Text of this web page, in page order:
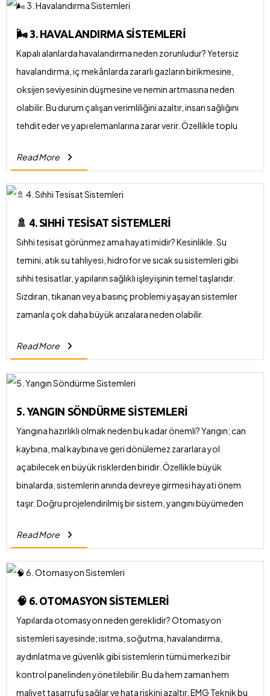
🌬️ 3. HAVALANDIRMA SISTEMLERI
Kapalı alanlarda havalandırma neden zorunludur? Yetersiz
havalandırma, iç mekânlarda zararlı gazların birikmesine,
oksijen seviyesinin düşmesine ve nemin artmasına neden
olabilir. Bu durum çalışan verimliliğini azaltır, insan sağlığını
tehdit eder ve yapı elemanlarına zarar verir. Özellikle toplu
planlanması hayati önem taşır.
Read More
🚿 4. SIHHI TESISAT SISTEMLERI
Sıhhi tesisat görünmez ama hayati midir? Kesinlikle. Su
temini, atık su tahliyesi, hidrofor ve sıcak su sistemleri gibi
sıhhi tesisatlar, yapıların sağlıklı işleyişinin temel taşlarıdır.
Sızdıran, tıkanan veya basınç problemi yaşayan sistemler
zamanla çok daha büyük arızalara neden olabilir.
Read More
5. YANGIN SÖNDÜRME SISTEMLERI
Yangına hazırlıklı olmak neden bu kadar önemli? Yangın; can
kaybına, mal kaybına ve geri dönülemez zararlara yol
açabilecek en büyük risklerden biridir. Özellikle büyük
binalarda, sistemlerin anında devreye girmesi hayati önem
taşır. Doğru projelendirilmiş bir sistem, yangını büyümeden
çözümler neler?
Read More
🧠 6. OTOMASYON SISTEMLERI
Yapılarda otomasyon neden gereklidir? Otomasyon
sistemleri sayesinde; ısıtma, soğutma, havalandırma,
aydınlatma ve güvenlik gibi sistemlerin tümü merkezi bir
kontrol panelinden yönetilebilir. Bu da hem zaman hem
maliyet tasarrufu sağlar ve hata riskini azaltır. EMG Teknik bu